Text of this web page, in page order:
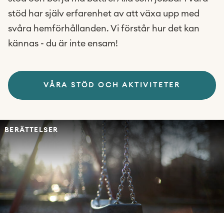
stöd har själv erfarenhet av att växa upp med
svåra hemförhållanden. Vi förstår hur det kan
kännas - du är inte ensam!
VÅRA STÖD OCH AKTIVITETER
BERÄTTELSER